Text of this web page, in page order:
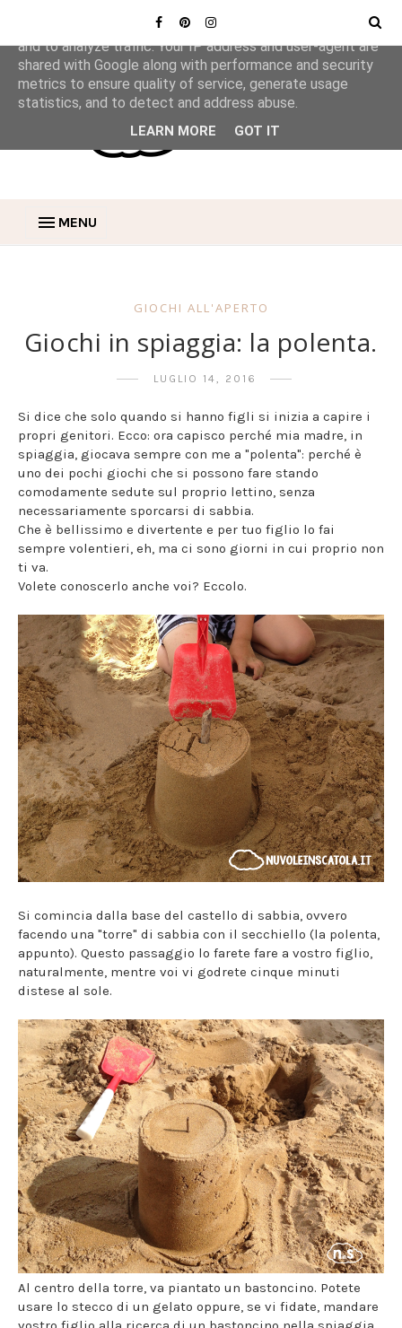
MENU
GIOCHI ALL'APERTO
Giochi in spiaggia: la polenta.
LUGLIO 14, 2016
Si dice che solo quando si hanno figli si inizia a capire i
propri genitori. Ecco: ora capisco perché mia madre, in
spiaggia, giocava sempre con me a "polenta": perché è
uno dei pochi giochi che si possono fare stando
comodamente sedute sul proprio lettino, senza
necessariamente sporcarsi di sabbia.
Che è bellissimo e divertente e per tuo figlio lo fai
sempre volentieri, eh, ma ci sono giorni in cui proprio non
ti va.
Volete conoscerlo anche voi? Eccolo.
Si comincia dalla base del castello di sabbia, ovvero
facendo una "torre" di sabbia con il secchiello (la polenta,
appunto). Questo passaggio lo farete fare a vostro figlio,
naturalmente, mentre voi vi godrete cinque minuti
distese al sole.
Al centro della torre, va piantato un bastoncino. Potete
usare lo stecco di un gelato oppure, se vi fidate, mandare
This site uses cookies from Google to deliver its services
and to analyze traffic. Your IP address and user-agent are
shared with Google along with performance and security
metrics to ensure quality of service, generate usage
statistics, and to detect and address abuse.
LEARN MORE GOT IT